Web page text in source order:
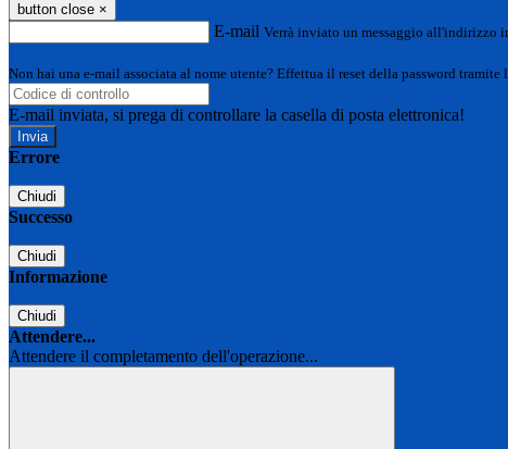
button close ×
E-mail Verrà inviato un messaggio all'indirizzo
Non hai una e-mail associata al nome utente? Effettua il reset della password tramite
E-mail inviata, si prega di controllare la casella di posta elettronica!
Errore
Chiudi
Successo
Chiudi
Informazione
Chiudi
Attendere...
Attendere il completamento dell'operazione...